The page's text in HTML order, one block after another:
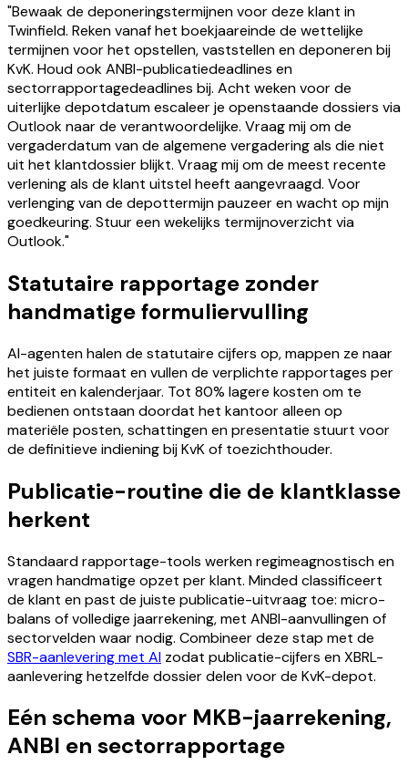
"Bewaak de deponeringstermijnen voor deze klant in
Twinfield. Reken vanaf het boekjaareinde de wettelijke
termijnen voor het opstellen, vaststellen en deponeren bij
KvK. Houd ook ANBI-publicatiedeadlines en
sectorrapportagedeadlines bij. Acht weken voor de
uiterlijke depotdatum escaleer je openstaande dossiers via
Outlook naar de verantwoordelijke. Vraag mij om de
vergaderdatum van de algemene vergadering als die niet
uit het klantdossier blijkt. Vraag mij om de meest recente
verlening als de klant uitstel heeft aangevraagd. Voor
verlenging van de depottermijn pauzeer en wacht op mijn
goedkeuring. Stuur een wekelijks termijnoverzicht via
Outlook."
Statutaire rapportage zonder
handmatige formuliervulling
AI-agenten halen de statutaire cijfers op, mappen ze naar
het juiste formaat en vullen de verplichte rapportages per
entiteit en kalenderjaar. Tot 80% lagere kosten om te
bedienen ontstaan doordat het kantoor alleen op
materiële posten, schattingen en presentatie stuurt voor
de definitieve indiening bij KvK of toezichthouder.
Publicatie-routine die de klantklasse
herkent
Standaard rapportage-tools werken regimeagnostisch en
vragen handmatige opzet per klant. Minded classificeert
de klant en past de juiste publicatie-uitvraag toe: micro-
balans of volledige jaarrekening, met ANBI-aanvullingen of
sectorvelden waar nodig. Combineer deze stap met de
SBR-aanlevering met AI zodat publicatie-cijfers en XBRL-
aanlevering hetzelfde dossier delen voor de KvK-depot.
Eén schema voor MKB-jaarrekening,
ANBI en sectorrapportage